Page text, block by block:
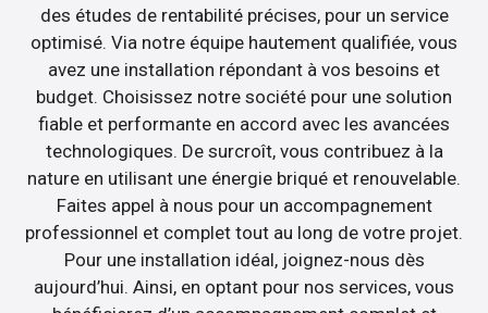
des études de rentabilité précises, pour un service
optimisé. Via notre équipe hautement qualifiée, vous
avez une installation répondant à vos besoins et
budget. Choisissez notre société pour une solution
fiable et performante en accord avec les avancées
technologiques. De surcroît, vous contribuez à la
nature en utilisant une énergie briqué et renouvelable.
Faites appel à nous pour un accompagnement
professionnel et complet tout au long de votre projet.
Pour une installation idéal, joignez-nous dès
aujourd’hui. Ainsi, en optant pour nos services, vous